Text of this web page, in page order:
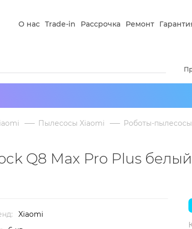
О нас Trade-in Рассрочка Ремонт
Пылесосы Xiaomi
Роботы-
Q8 Max Pro Plus белый
Xiaomi